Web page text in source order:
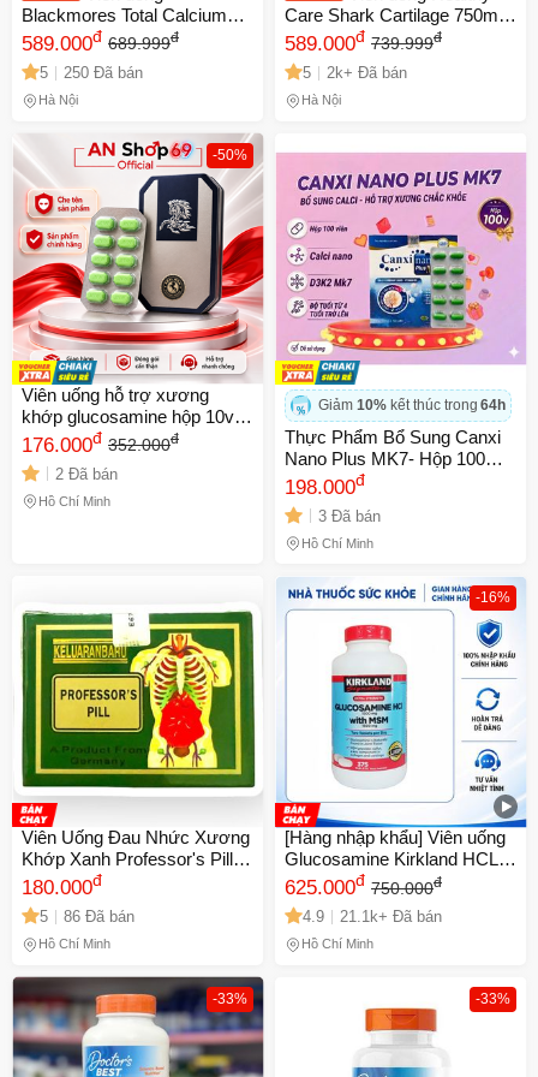
Blackmores Total Calcium
Magnesium + D3 200 viên -
Hỗ trợ chắc khỏe xương
khớp, phòng ngừa đau khớp
và loãng xương
589.000đ 689.999đ
5 250 Đã bán
Hà Nội
Care Shark Cartilage 750mg
- Hỗ trợ sức khỏe xương
khớp, giảm đau và viêm
khớp, 200 viên nhập khẩu từ
Australia
589.000đ 739.999đ
5 2k+ Đã bán
Hà Nội
-50%
Viên uống hỗ trợ xương
khớp glucosamine hộp 10v
Bán Chạy TOP 1
176.000đ 352.000đ
2 Đã bán
Hồ Chí Minh
Giảm 10% kết thúc trong 64h
Thực Phẩm Bổ Sung Canxi
Nano Plus MK7- Hộp 100
Viên Dùng Được Từ 4 Tuổi
Trở Lên
198.000đ
3 Đã bán
Hồ Chí Minh
Viên Uống Đau Nhức Xương
Khớp Xanh Professor's Pill -
Hỗ Trợ Sức Khỏe Khớp Từ
Malaysia, Hộp 20 Ống - Mã
1470
180.000đ
5 86 Đã bán
Hồ Chí Minh
-16%
[Hàng nhập khẩu] Viên uống
Glucosamine Kirkland HCL
1500mg với MSM 1500mg -
Hỗ trợ xương khớp, hộp 375
viên cho người lớn
625.000đ 750.000đ
4.9 21.1k+ Đã bán
Hồ Chí Minh
-33% -33%